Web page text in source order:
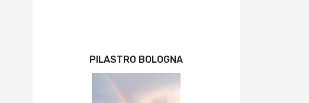
PILASTRO BOLOGNA